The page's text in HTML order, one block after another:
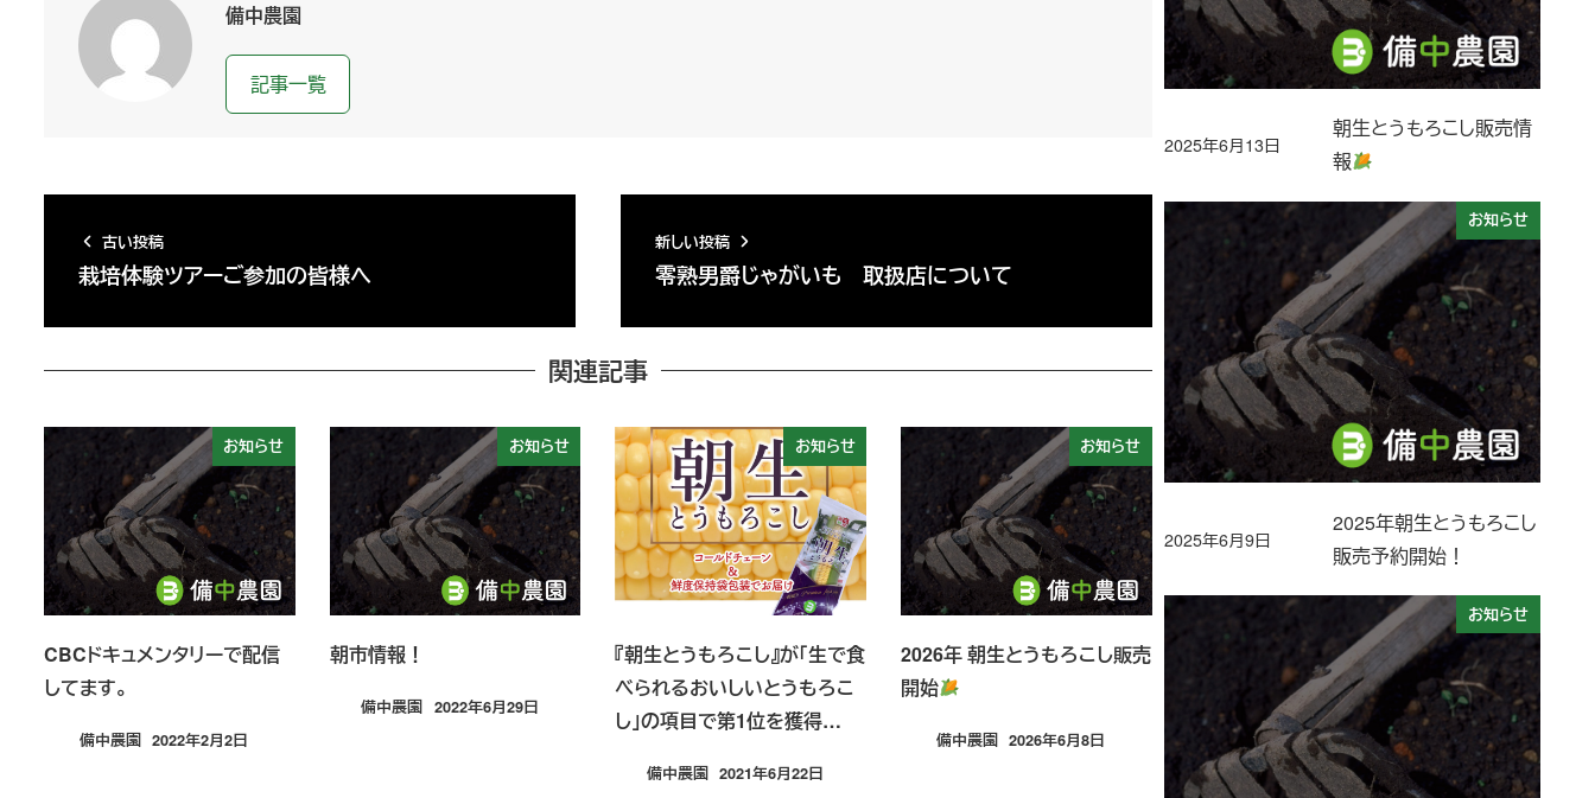
備中農園
記事一覧
古い投稿
栽培体験ツアーご参加の皆様へ
新しい投稿
零熟男爵じゃがいも 取扱店について
関連記事
お知らせ
CBCドキュメンタリーで配信
してます。
備中農園
投稿日
2022年2月2日
お知らせ
朝市情報！
備中農園
投稿日
2022年6月29日
お知らせ
『朝生とうもろこし』が「生で食
べられるおいしいとうもろこ
し」の項目で第1位を獲得…
備中農園
投稿日
2021年6月22日
お知らせ
2026年 朝生とうもろこし販売
開始
備中農園
投稿日
2026年6月8日
朝生とうもろこし販売情
報
投稿日
2025年6月13日
お知らせ
2025年朝生とうもろこし
販売予約開始！
投稿日
2025年6月9日
お知らせ